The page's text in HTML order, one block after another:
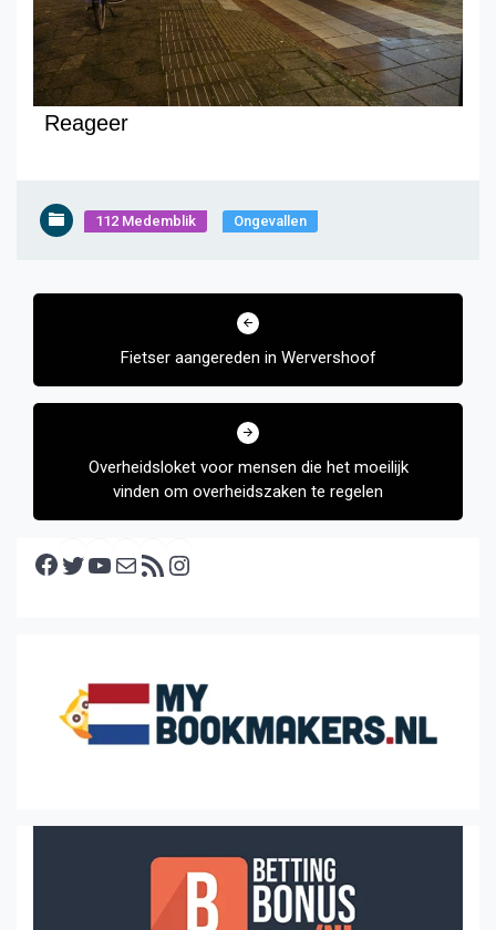
Reageer
112 Medemblik Ongevallen
Bericht
Fietser aangereden in Wervershoof
Overheidsloket voor mensen die het moeilijk
vinden om overheidszaken te regelen
Facebook Twitter YouTube E-mail RSS feed